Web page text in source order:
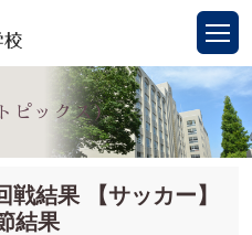
ピックス）
戦結果 【サッカー】
結果